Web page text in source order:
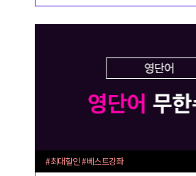
#최대할인 #베스트강좌